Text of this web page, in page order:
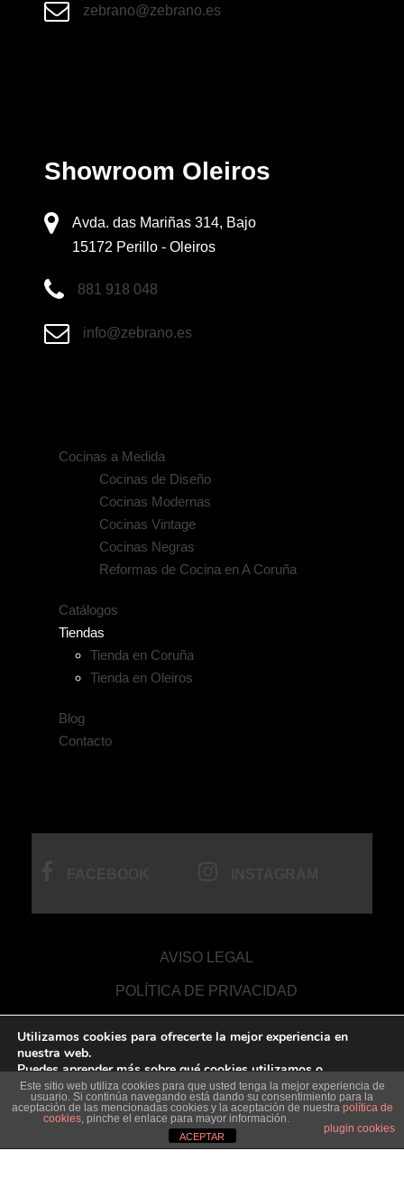
zebrano@zebrano.es
Showroom Oleiros
Avda. das Mariñas 314, Bajo
15172 Perillo - Oleiros
881 918 048
info@zebrano.es
Cocinas a Medida
Cocinas de Diseño
Cocinas Modernas
Cocinas Vintage
Cocinas Negras
Reformas de Cocina en A Coruña
Catálogos
Tiendas
Tienda en Coruña
Tienda en Oleiros
Blog
Contacto
AVISO LEGAL
POLÍTICA DE PRIVACIDAD
Este sitio web utiliza cookies para que usted tenga la mejor experiencia de
usuario. Si continúa navegando está dando su consentimiento para la
aceptación de las mencionadas cookies y la aceptación de nuestra política de
cookies, pinche el enlace para mayor información.
plugin cookies
ACEPTAR
Utilizamos cookies para ofrecerte la mejor experiencia en
nuestra web.
Puedes aprender más sobre qué cookies utilizamos o
desactivarlas en losajustes.
Aceptar Rechazar Ajustes